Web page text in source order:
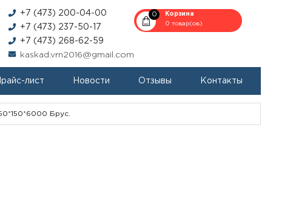
+7 (473) 200-04-00
+7 (473) 237-50-17
+7 (473) 268-62-59
kaskad.vrn2016@gmail.com
0
Корзина
0 товар(ов)
лист Новости Отзывы Контакты
Брус.